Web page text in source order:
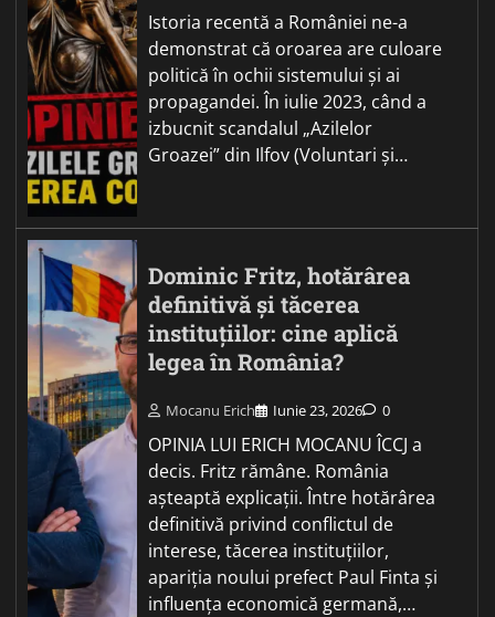
Istoria recentă a României ne-a
demonstrat că oroarea are culoare
politică în ochii sistemului și ai
propagandei. În iulie 2023, când a
izbucnit scandalul „Azilelor
Groazei” din Ilfov (Voluntari și…
Dominic Fritz, hotărârea
definitivă și tăcerea
instituțiilor: cine aplică
legea în România?
Mocanu Erich Iunie 23, 2026 0
OPINIA LUI ERICH MOCANU ÎCCJ a
decis. Fritz rămâne. România
așteaptă explicații. Între hotărârea
definitivă privind conflictul de
interese, tăcerea instituțiilor,
apariția noului prefect Paul Finta și
influența economică germană,…